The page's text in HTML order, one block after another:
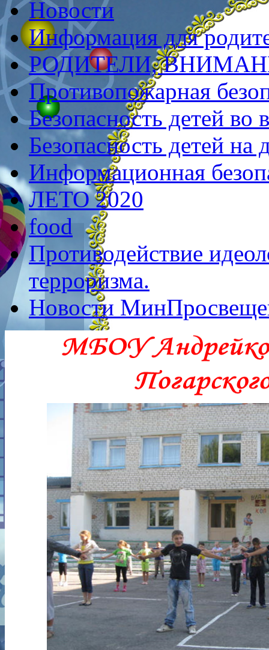
Новости
Информация для
РОДИТЕЛИ,
Противопожарная
Безопасность детей во
Безопасность детей на
Информационная
ЛЕТО 2020
food
Противодействие
терроризма.
Новости